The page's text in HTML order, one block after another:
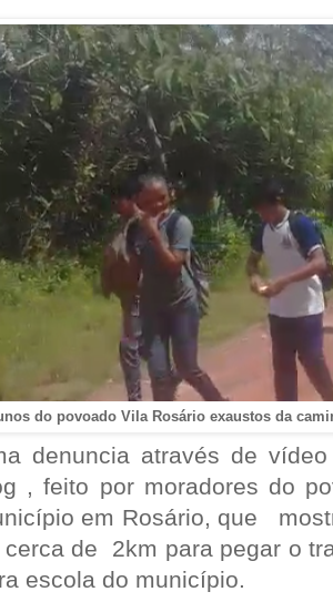
do povoado Vila Rosário exaustos da
denuncia através de
, feito por moradores do
em Rosário, que
cerca de 2km para pegar o
escola do município.